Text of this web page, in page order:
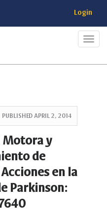
Login
PUBLISHED APRIL 2, 2014
Motora y
de
en la
Parkinson: